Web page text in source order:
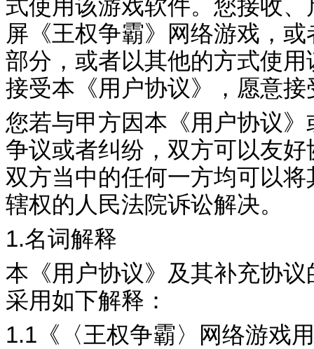
式使用该游戏软件。您接收
屏《王权争霸》网络游戏，
部分，或者以其他的方式使
接受本《用户协议》，愿意
您若与甲方因本《用户协议
争议或者纠纷，双方可以友
双方当中的任何一方均可以
辖权的人民法院诉讼解决。
1.名词解释
本《用户协议》及其补充协
采用如下解释：
1.1 《〈王权争霸〉网络游戏